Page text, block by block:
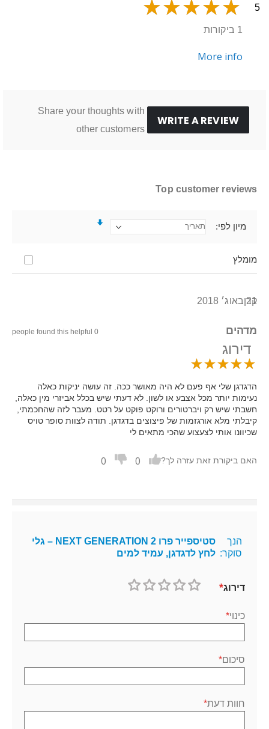
5
1 ביקורות
More info
WRITE A REVIEW
Share your thoughts with
other customers
Top customer reviews
מומלץ
מיון לפי
קרן
21 באוג׳ 2018
מדהים 0 people found this helpful
דירוג
הדגדגן שלי אף פעם לא היה מאושר ככה. זה עושה יניקות כאלה
נעימות יותר מכל אצבע או לשון. לא דעתי שיש בכלל אביזרי מין כאלה,
חשבתי שיש רק ויברטורים ורוקט פוקט על רטט. מעבר לזה שהחכמתי,
קיבלתי מלא אורגזמות של פיצוצים בדגדגן. תודה לצוות סופר טויס
שכיוונו אותי לצעצוע שהכי מתאים לי
האם ביקורת זאת עזרה לך? 0
0
הנך
סוקר:
סטיספייר פרו 2 NEXT GENERATION – גלי
לחץ לדגדגן, עמיד למים
דירוג
כינוי
סיכום
חוות דעת